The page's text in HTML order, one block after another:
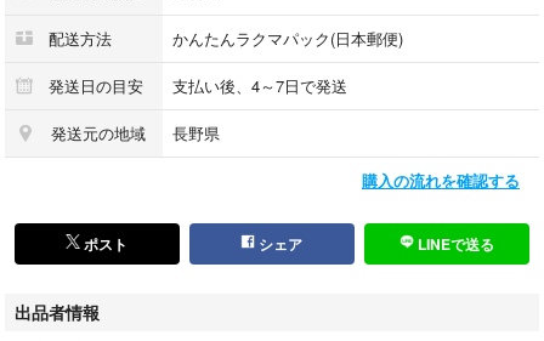
配送方法 かんたんラクマパック(日本郵便)
発送日の目安 支払い後、4～7日で発送
発送元の地域 長野県
購入の流れを確認する
ポスト シェア LINEで送る
出品者情報